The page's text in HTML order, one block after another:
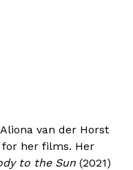
van der Horst
her films. Her
to the Sun (2021)